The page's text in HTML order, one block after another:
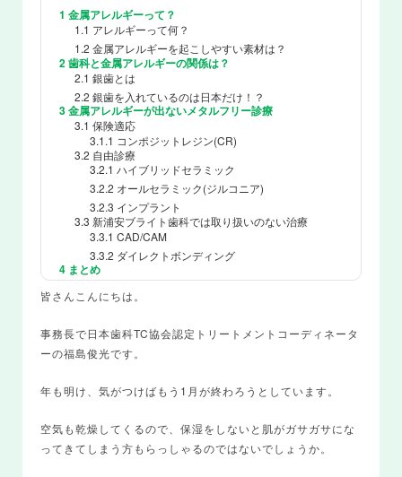
1 金属アレルギーって？
1.1 アレルギーって何？
1.2 金属アレルギーを起こしやすい素材は？
2歯科と金属アレルギーの関係は？
2.1 銀歯とは
2.2 銀歯を入れているのは日本だけ！？
3金属アレルギーが出ないメタルフリー診療
3.1 保険適応
3.1.1 コンポジットレジン(CR)
3.2 自由診療
3.2.1 ハイブリッドセラミック
3.2.2 オールセラミック(ジルコニア)
3.2.3 インプラント
3.3 新浦安ブライト歯科では取り扱いのない治療
3.3.1 CAD/CAM
3.3.2 ダイレクトボンディング
4 まとめ
皆さんこんにちは。
事務長で日本歯科TC協会認定トリートメントコーディネータ
ーの福島俊光です。
年も明け、気がつけばもう1月が終わろうとしています。
空気も乾燥してくるので、保湿をしないと肌がガサガサにな
ってきてしまう方もらっしゃるのではないでしょうか。